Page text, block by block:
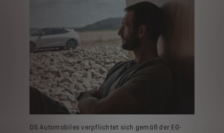
DS Automobiles verpflichtet sich gemäß der EG-